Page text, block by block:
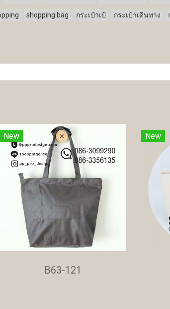
shopping bag กระเป๋าเป้ กระเป๋าเดินทาง
New
B63-121
New